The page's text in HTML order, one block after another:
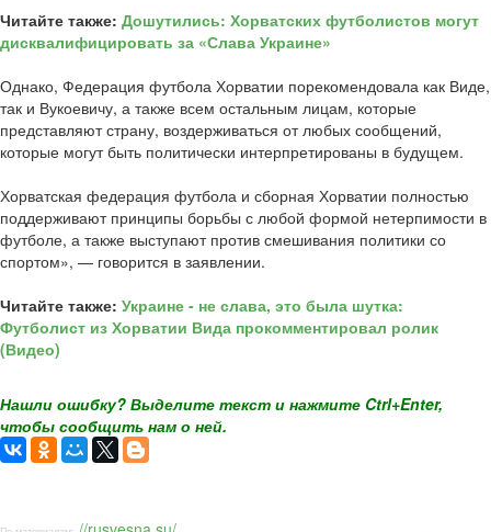
Читайте также: Дошутились: Хорватских футболистов могут
дисквалифицировать за «Слава Украине»
Однако, Федерация футбола Хорватии порекомендовала как Виде,
так и Вукоевичу, а также всем остальным лицам, которые
представляют страну, воздерживаться от любых сообщений,
которые могут быть политически интерпретированы в будущем.
Хорватская федерация футбола и сборная Хорватии полностью
поддерживают принципы борьбы с любой формой нетерпимости в
футболе, а также выступают против смешивания политики со
спортом», — говорится в заявлении.
Читайте также: Украине - не слава, это была шутка:
Футболист из Хорватии Вида прокомментировал ролик
(Видео)
Нашли ошибку? Выделите текст и нажмите Ctrl+Enter,
чтобы сообщить нам о ней.